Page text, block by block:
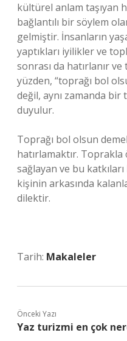
kültürel anlam taşıyan
bağlantılı bir söylem
gelmiştir. İnsanların
yaptıkları iyilikler ve
sonrası da hatırlanır
yüzden, “toprağı bol
değil, aynı zamanda
duyulur.
Toprağı bol olsun
hatırlamaktır. Toprakla
sağlayan ve bu
kişinin arkasında
dilektir.
Tarih: Makaleler
Önceki Yazı
Yaz turizmi en çok